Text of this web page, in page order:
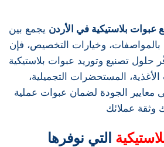
عبوات بلاستيكية في الأردن يجمع بين
بالمواصفات، وخيارات التخصيص، فإن
حلول تصنيع وتوريد عبوات بلاستيكية
المستحضرات التجميلية،
معايير الجودة لضمان عبوات عملية
التي نوفرها